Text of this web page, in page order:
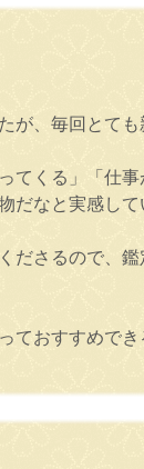
、毎回とて
くる」「仕
なと実感して
さるので、
おすすめで